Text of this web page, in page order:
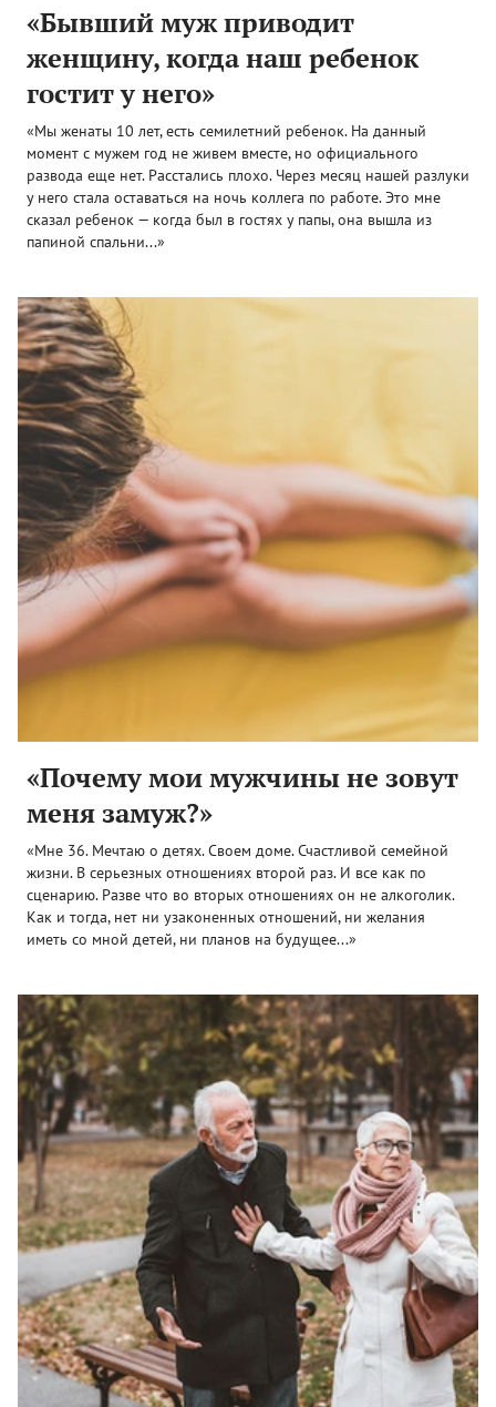
«Бывший муж приводит
женщину, когда наш ребенок
гостит у него»
«Мы женаты 10 лет, есть семилетний ребенок. На данный
момент с мужем год не живем вместе, но официального
развода еще нет. Расстались плохо. Через месяц нашей разлуки
у него стала оставаться на ночь коллега по работе. Это мне
сказал ребенок — когда был в гостях у папы, она вышла из
папиной спальни...»
«Почему мои мужчины не зовут
меня замуж?»
«Мне 36. Мечтаю о детях. Своем доме. Счастливой семейной
жизни. В серьезных отношениях второй раз. И все как по
сценарию. Разве что во вторых отношениях он не алкоголик.
Как и тогда, нет ни узаконенных отношений, ни желания
иметь со мной детей, ни планов на будущее...»